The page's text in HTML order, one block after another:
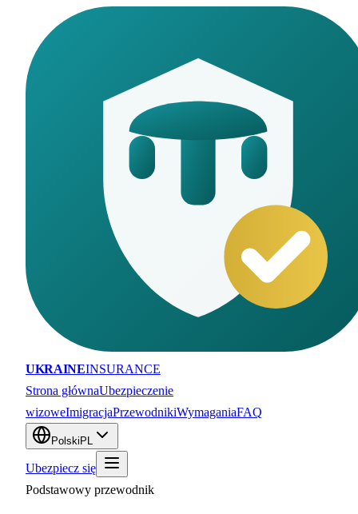
UKRAINEINSURANCE
Strona głównaUbezpieczenie
wizoweImigracjaPrzewodnikiWymaganiaFAQ
Polski PL
Ubezpiecz się
Podstawowy przewodnik